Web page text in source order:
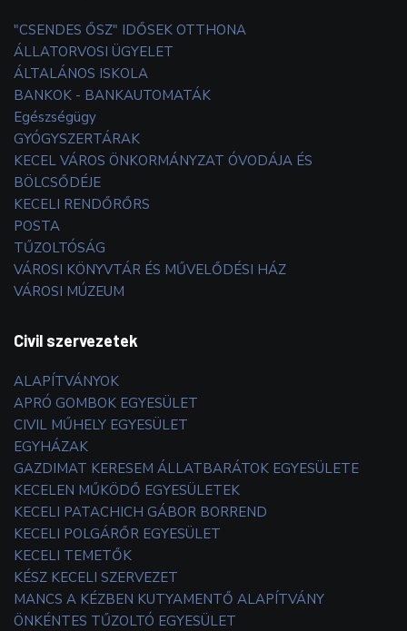
"CSENDES ŐSZ" IDŐSEK OTTHONA
ÁLLATORVOSI ÜGYELET
ÁLTALÁNOS ISKOLA
BANKOK - BANKAUTOMATÁK
Egészségügy
GYÓGYSZERTÁRAK
KECEL VÁROS ÖNKORMÁNYZAT ÓVODÁJA ÉS
BÖLCSŐDÉJE
KECELI RENDŐRŐRS
POSTA
TŰZOLTÓSÁG
VÁROSI KÖNYVTÁR ÉS MŰVELŐDÉSI HÁZ
VÁROSI MÚZEUM
Civil szervezetek
ALAPÍTVÁNYOK
APRÓ GOMBOK EGYESÜLET
CIVIL MŰHELY EGYESÜLET
EGYHÁZAK
GAZDIMAT KERESEM ÁLLATBARÁTOK EGYESÜLETE
KECELEN MŰKÖDŐ EGYESÜLETEK
KECELI PATACHICH GÁBOR BORREND
KECELI POLGÁRŐR EGYESÜLET
KECELI TEMETŐK
KÉSZ KECELI SZERVEZET
MANCS A KÉZBEN KUTYAMENTŐ ALAPÍTVÁNY
ÖNKÉNTES TŰZOLTÓ EGYESÜLET